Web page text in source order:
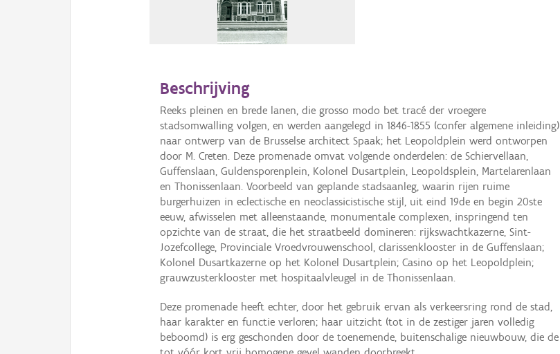
Beschrijving
Reeks pleinen en brede lanen, die grosso modo bet tracé der vroegere
stadsomwalling volgen, en werden aangelegd in 1846-1855 (confer algemene inleiding)
naar ontwerp van de Brusselse architect Spaak; het Leopoldplein werd ontworpen
door M. Creten. Deze promenade omvat volgende onderdelen: de Schiervellaan,
Guffenslaan, Guldensporenplein, Kolonel Dusartplein, Leopoldsplein, Martelarenlaan
en Thonissenlaan. Voorbeeld van geplande stadsaanleg, waarin rijen ruime
burgerhuizen in eclectische en neoclassicistische stijl, uit eind 19de en begin 20ste
eeuw, afwisselen met alleenstaande, monumentale complexen, inspringend ten
opzichte van de straat, die het straatbeeld domineren: rijkswachtkazerne, Sint-
Jozefcollege, Provinciale Vroedvrouwenschool, clarissenklooster in de Guffenslaan;
Kolonel Dusartkazerne op het Kolonel Dusartplein; Casino op het Leopoldplein;
grauwzusterklooster met hospitaalvleugel in de Thonissenlaan.
Deze promenade heeft echter, door het gebruik ervan als verkeersring rond de stad,
haar karakter en functie verloren; haar uitzicht (tot in de zestiger jaren volledig
beboomd) is erg geschonden door de toenemende, buitenschalige nieuwbouw, die de